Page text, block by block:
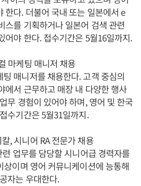
한다. 더불어 국내 또는 일본에서 e
스를 기획하거나 일본어 검색 관련
어야 한다. 접수기간은 5월16일까지.
마케팅 매니저 채용
매니저를 채용한다. 고객 중심의
에서 근무하고 매장 내 다양한 행사
무 경험이 있어야 하며, 영어 및 한국
수기간은 5월31일까지.
, 시니어 RA 전문가 채용
업무를 담당할 시니어급 경력자를
상이며 영어 커뮤니케이션에 능통해
자는 우대한다.